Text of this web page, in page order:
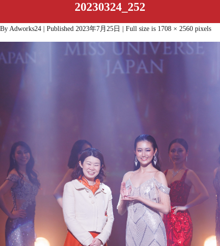
20230324_252
By Adworks24 Published 2023年7月25日 Full size is 1708 × 2560 pixels